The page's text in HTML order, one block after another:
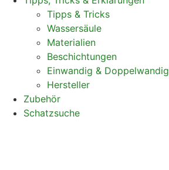
Tipps & Tricks
Wassersäule
Materialien
Beschichtungen
Einwandig & Doppelwandig
Hersteller
Zubehör
Schatzsuche